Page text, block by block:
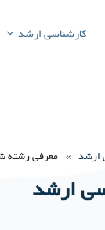
کارشناسی ارشد
ارشد » معرفی رشته
ارشد